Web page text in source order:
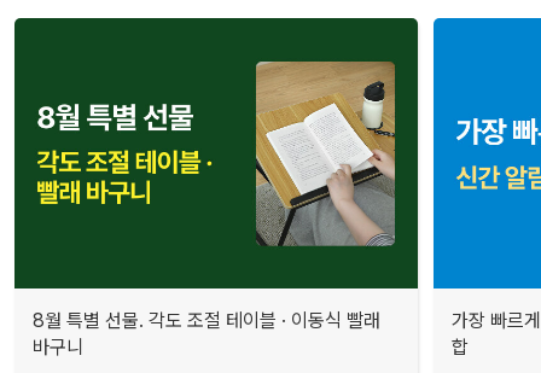
8월 특별 선물. 각도 조절 테이블 · 이동식 빨래
바구니
가장 빠르
합